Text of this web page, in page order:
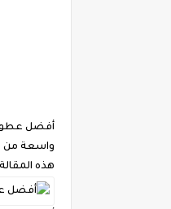
أفضل
واسعة من
هذه